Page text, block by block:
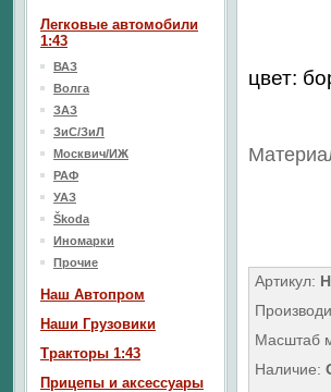
цвет:
Артикул:
Масштаб
Наличие:
Легковые автомобили
1:43
ВАЗ
Волга
ЗАЗ
ЗиС/ЗиЛ
Москвич/ИЖ
РАФ
УАЗ
Škoda
Иномарки
Прочие
Наш Aвтопром
Наши Грузовики
Тракторы 1:43
Прицепы и аксессуары